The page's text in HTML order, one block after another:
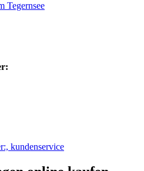
Tegernsee